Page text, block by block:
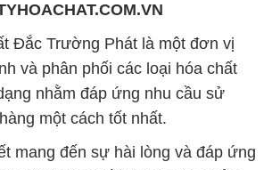
Đắc Trường Phát là một đơn vị
và phân phối các loại hóa chất
nhằm đáp ứng nhu cầu sử
một cách tốt nhất.
mang đến sự hài lòng và đáp ứng